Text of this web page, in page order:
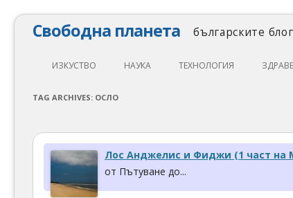
Свободна планета българските
ИЗКУСТВО
КИНО
МУЗИКА
НАУКА
ФИЗИКА
ОБРАЗОВАНИЕ
ТЕХНОЛОГИЯ
СВОБОДЕН ХАРДУЕР
ЗДРАВЕ
TAG ARCHIVES: ОСЛО
Лос Анджелис и Фиджи (1 част на
от Пътуване до...